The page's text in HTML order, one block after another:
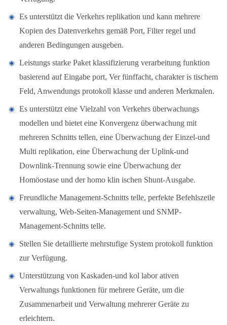
Es unterstützt die Verkehrs replikation und kann mehrere
Kopien des Datenverkehrs gemäß Port, Filter regel und
anderen Bedingungen ausgeben.
Leistungs starke Paket klassifizierung verarbeitung funktion
basierend auf Eingabe port, Ver fünffacht, charakter is tischem
Feld, Anwendungs protokoll klasse und anderen Merkmalen.
Es unterstützt eine Vielzahl von Verkehrs überwachungs
modellen und bietet eine Konvergenz überwachung mit
mehreren Schnitts tellen, eine Überwachung der Einzel-und
Multi replikation, eine Überwachung der Uplink-und
Downlink-Trennung sowie eine Überwachung der
Homöostase und der homo klin ischen Shunt-Ausgabe.
Freundliche Management-Schnitts telle, perfekte Befehlszeile
verwaltung, Web-Seiten-Management und SNMP-
Management-Schnitts telle.
Stellen Sie detaillierte mehrstufige System protokoll funktion
zur Verfügung.
Unterstützung von Kaskaden-und kol labor ativen
Verwaltungs funktionen für mehrere Geräte, um die
Zusammenarbeit und Verwaltung mehrerer Geräte zu
erleichtern.